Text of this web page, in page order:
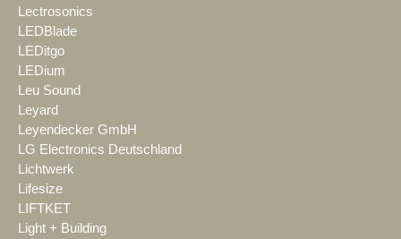
Lectrosonics
LEDBlade
LEDitgo
LEDium
Leu Sound
Leyard
Leyendecker GmbH
LG Electronics Deutschland
Lichtwerk
Lifesize
LIFTKET
Light + Building